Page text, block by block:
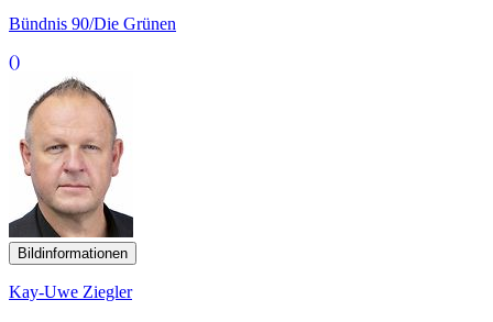
Bündnis 90/Die Grünen
()
Bildinformationen
Kay-Uwe Ziegler